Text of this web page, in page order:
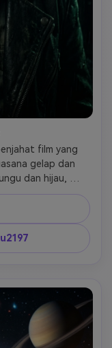
film yang
gelap dan
dan hijau,
riasan yang